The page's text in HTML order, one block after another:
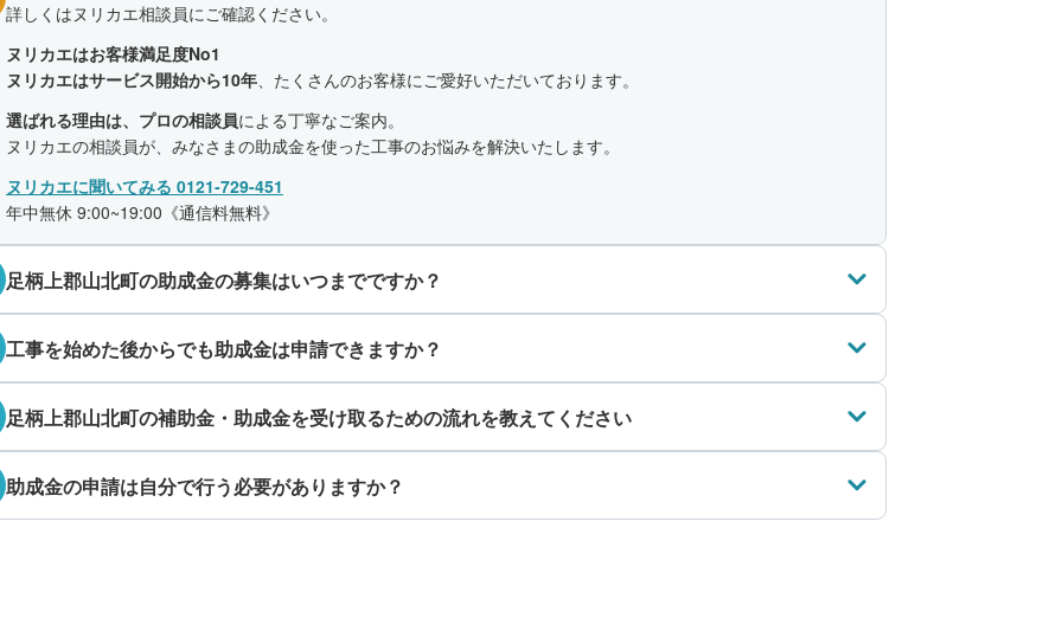
詳しくはヌリカエ相談員にご確認ください。
ヌリカエはお客様満足度No1
ヌリカエはサービス開始から10年、たくさんのお客様にご愛好いただいております。
選ばれる理由は、プロの相談員による丁寧なご案内。
ヌリカエの相談員が、みなさまの助成金を使った工事のお悩みを解決いたします。
ヌリカエに聞いてみる 0121-729-451
年中無休 9:00~19:00《通信料無料》
足柄上郡山北町の助成金の募集はいつまでですか？
工事を始めた後からでも助成金は申請できますか？
足柄上郡山北町の補助金・助成金を受け取るための流れを教えてください
助成金の申請は自分で行う必要がありますか？